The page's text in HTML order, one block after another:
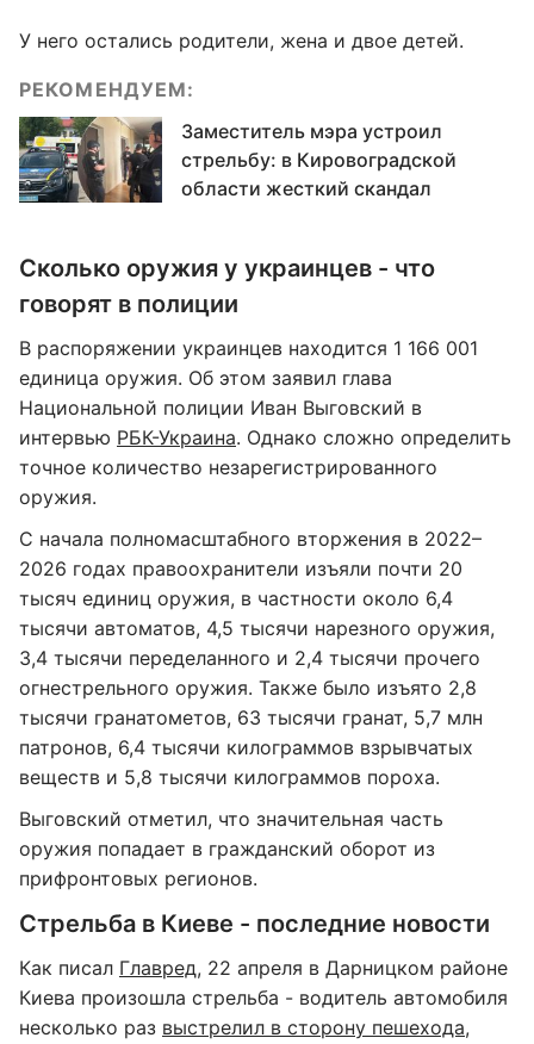
У него остались родители, жена и двое детей.
РЕКОМЕНДУЕМ:
Заместитель мэра устроил
стрельбу: в Кировоградской
области жесткий скандал
Сколько оружия у украинцев - что
говорят в полиции
В распоряжении украинцев находится 1 166 001
единица оружия. Об этом заявил глава
Национальной полиции Иван Выговский в
интервью РБК-Украина. Однако сложно определить
точное количество незарегистрированного
оружия.
С начала полномасштабного вторжения в 2022–
2026 годах правоохранители изъяли почти 20
тысяч единиц оружия, в частности около 6,4
тысячи автоматов, 4,5 тысячи нарезного оружия,
3,4 тысячи переделанного и 2,4 тысячи прочего
огнестрельного оружия. Также было изъято 2,8
тысячи гранатометов, 63 тысячи гранат, 5,7 млн
патронов, 6,4 тысячи килограммов взрывчатых
веществ и 5,8 тысячи килограммов пороха.
Выговский отметил, что значительная часть
оружия попадает в гражданский оборот из
прифронтовых регионов.
Стрельба в Киеве - последние новости
Как писал Главред, 22 апреля в Дарницком районе
Киева произошла стрельба - водитель автомобиля
несколько раз выстрелил в сторону пешехода,